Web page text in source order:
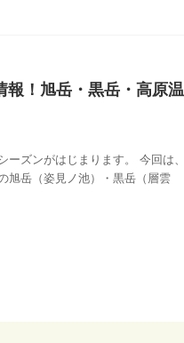
報！旭岳・黒岳・高原温
ズンがはじまります。 今回は、
旭岳（姿見ノ池）・黒岳（層雲